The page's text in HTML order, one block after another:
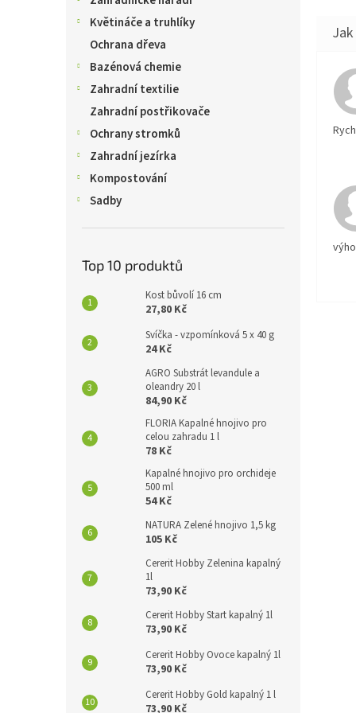
Květináče a truhlíky
Ochrana dřeva
Bazénová chemie
Zahradní textilie
Zahradní postřikovače
Ochrany stromků
Zahradní jezírka
Kompostování
Sadby
Top 10 produktů
Kost bůvolí 16 cm
27,80 Kč
Svíčka - vzpomínková 5 x 40 g
24 Kč
AGRO Substrát levandule a
oleandry 20 l
84,90 Kč
FLORIA Kapalné hnojivo pro
celou zahradu 1 l
78 Kč
Kapalné hnojivo pro orchideje
500 ml
54 Kč
NATURA Zelené hnojivo 1,5 kg
105 Kč
Cererit Hobby Zelenina kapalný
1l
73,90 Kč
Cererit Hobby Start kapalný 1l
73,90 Kč
Cererit Hobby Ovoce kapalný 1l
73,90 Kč
Cererit Hobby Gold kapalný 1 l
73,90 Kč